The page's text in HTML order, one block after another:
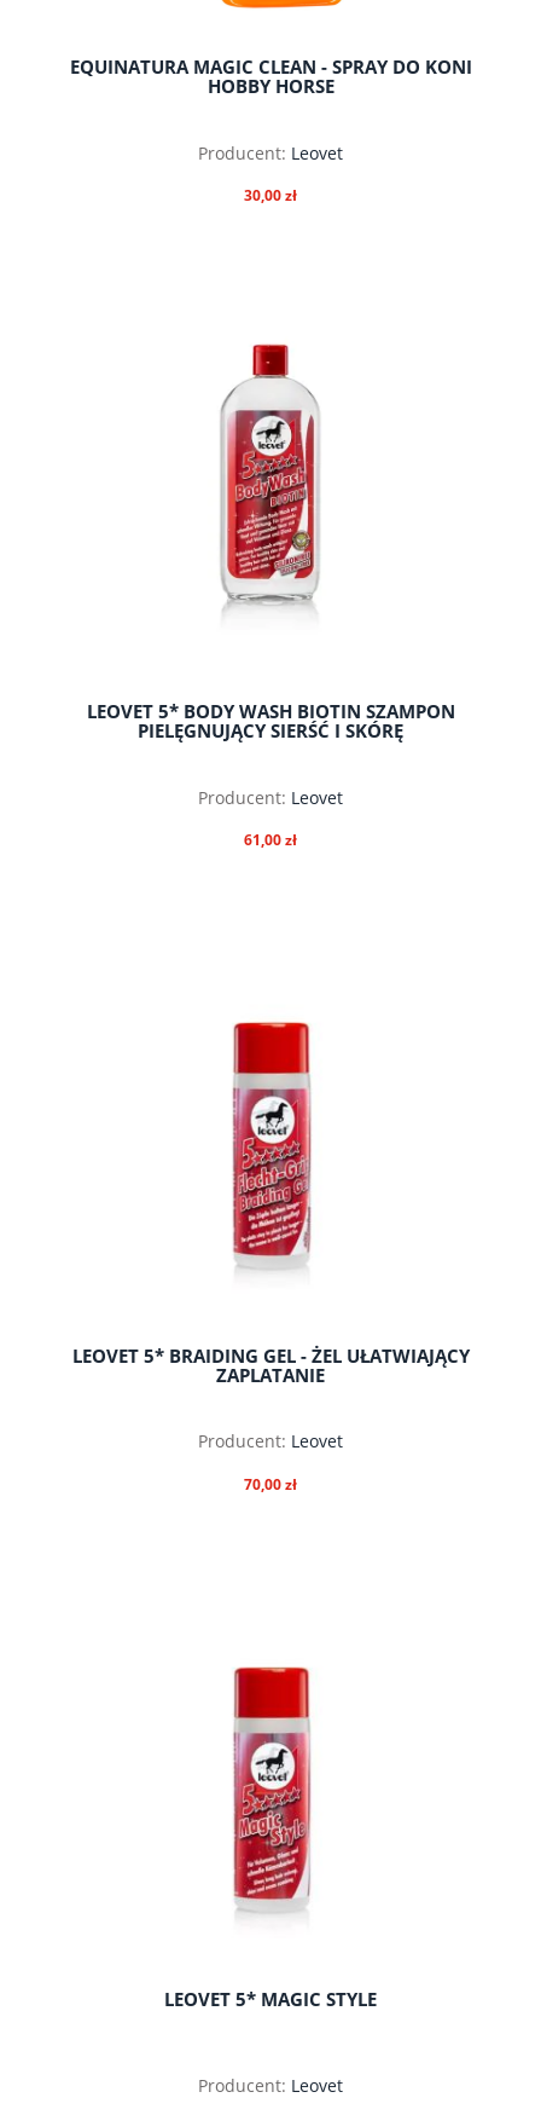
EQUINATURA MAGIC CLEAN - SPRAY DO KONI
HOBBY HORSE
Producent: Leovet
30,00 zł
do koszyka
LEOVET 5* BODY WASH BIOTIN SZAMPON
PIELĘGNUJĄCY SIERŚĆ I SKÓRĘ
Producent: Leovet
61,00 zł
LEOVET 5* BRAIDING GEL - ŻEL UŁATWIAJĄCY
ZAPLATANIE
Producent: Leovet
70,00 zł
LEOVET 5* MAGIC STYLE
Producent: Leovet